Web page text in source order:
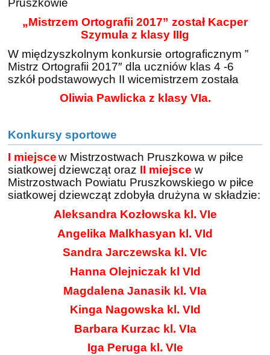
Pruszkowie
„Mistrzem Ortografii 2017” został Kacper
Szymula z klasy IIIg
W międzyszkolnym konkursie ortograficznym ”
Mistrz Ortografii 2017″ dla uczniów klas 4 -6
szkół podstawowych II wicemistrzem została
Oliwia Pawlicka z klasy VIa.
Konkursy sportowe
I miejsce w Mistrzostwach Pruszkowa w piłce
siatkowej dziewcząt oraz II miejsce w
Mistrzostwach Powiatu Pruszkowskiego w piłce
siatkowej dziewcząt zdobyła drużyna w składzie:
Aleksandra Kozłowska kl. VIe
Angelika Malkhasyan kl. VId
Sandra Jarczewska kl. VIc
Hanna Olejniczak kl VId
Magdalena Janasik kl. VIa
Kinga Nagowska kl. VId
Barbara Kurzac kl. VIa
Iga Peruga kl. VIe